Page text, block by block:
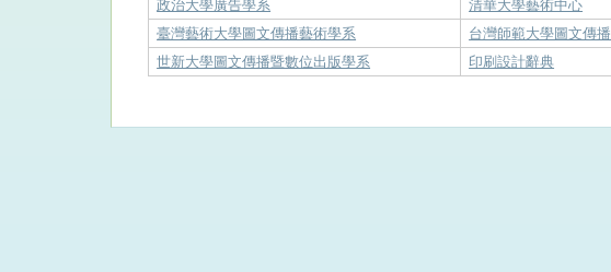
政治大學廣告學系
清華大學藝術中心
臺灣藝術大學圖文傳播藝術學系
台灣師範大學圖文傳
世新大學圖文傳播暨數位出版學系
印刷設計辭典